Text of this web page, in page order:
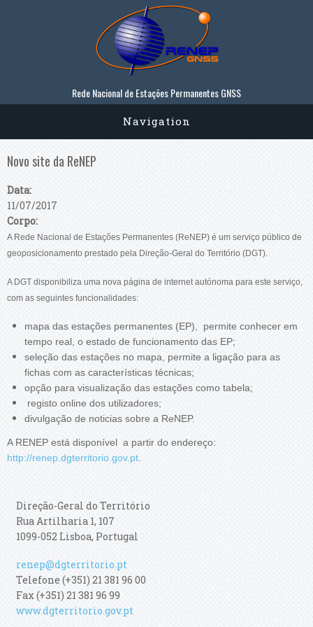
Passar para o conteúdo principal
Rede Nacional de Estações Permanentes GNSS
Navigation
Novo site da ReNEP
Data:
11/07/2017
Corpo:
A Rede Nacional de Estações Permanentes (ReNEP) é um serviço público de
geoposicionamento prestado pela Direção-Geral do Território (DGT).
A DGT disponibiliza uma nova página de internet autónoma para este serviço,
com as seguintes funcionalidades:
mapa das estações permanentes (EP), permite conhecer em
tempo real, o estado de funcionamento das EP;
seleção das estações no mapa, permite a ligação para as
fichas com as características técnicas;
opção para visualização das estações como tabela;
registo online dos utilizadores;
divulgação de noticias sobre a ReNEP.
A RENEP está disponível a partir do endereço:
http://renep.dgterritorio.gov.pt
Direção-Geral do Território
Rua Artilharia 1, 107
1099-052 Lisboa, Portugal
renep@dgterritorio.pt
Telefone (+351) 21 381 96 00
Fax (+351) 21 381 96 99
www.dgterritorio.gov.pt